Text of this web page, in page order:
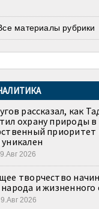
материалы рубрики
рассказал, как
охрану природы в
2026
творчество
и жизненного
2026